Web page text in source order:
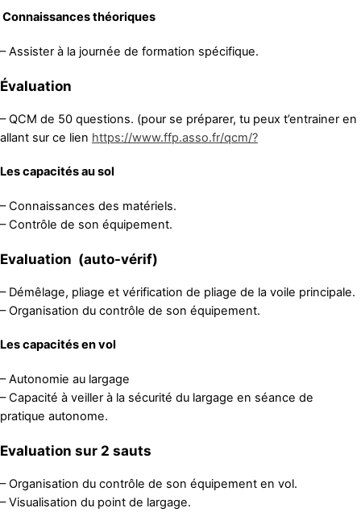
Connaissances théoriques
– Assister à la journée de formation spécifique.
Évaluation
– QCM de 50 questions. (pour se préparer, tu peux t’entrainer en
allant sur ce lien https://www.ffp.asso.fr/qcm/?
Les capacités au sol
– Connaissances des matériels.
– Contrôle de son équipement.
Evaluation (auto-vérif)
– Démêlage, pliage et vérification de pliage de la voile principale.
– Organisation du contrôle de son équipement.
Les capacités en vol
– Autonomie au largage
– Capacité à veiller à la sécurité du largage en séance de
pratique autonome.
Evaluation sur 2 sauts
– Organisation du contrôle de son équipement en vol.
– Visualisation du point de largage.